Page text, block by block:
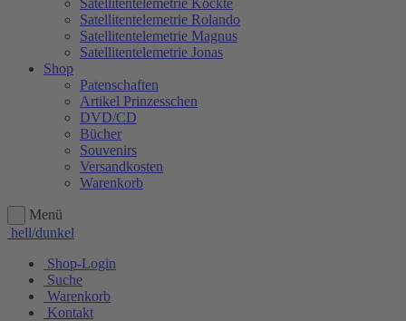
Satellitentelemetrie Köckte
Satellitentelemetrie Rolando
Satellitentelemetrie Magnus
Satellitentelemetrie Jonas
Shop
Patenschaften
Artikel Prinzesschen
DVD/CD
Bücher
Souvenirs
Versandkosten
Warenkorb
Menü
hell/dunkel
Shop-Login
Suche
Warenkorb
Kontakt